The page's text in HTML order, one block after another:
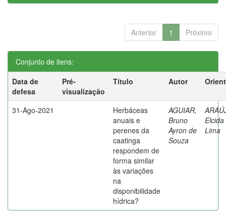
Anterior 1 Próximo
Conjunto de itens:
Data de
defesa
Pré-
visualização
Título Autor
31-Ago-2021
Herbáceas
anuais e
perenes da
caatinga
respondem de
forma similar
às variações
na
disponibilidade
hídrica?
AGUIAR,
Bruno
Ayron de
Souza
Elcida
Lima